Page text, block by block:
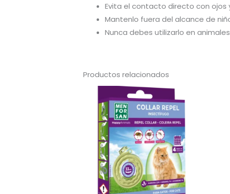
Evita el contacto directo con ojos
Mantenlo fuera del alcance de
Nunca debes utilizarlo en
Productos relacionados